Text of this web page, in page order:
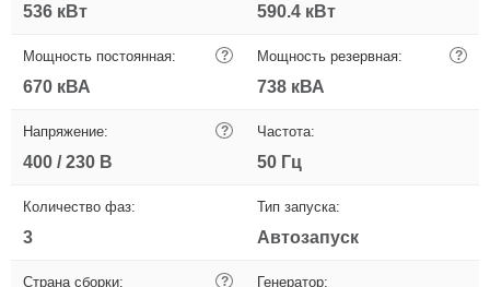
536 кВт 590.4 кВт
Мощность постоянная: ?
670 кВА
Мощность резервная: ?
738 кВА
Напряжение: ?
400 / 230 В
Частота:
50 Гц
Количество фаз:
3
Тип запуска:
Автозапуск
Страна сборки: ? Генератор: